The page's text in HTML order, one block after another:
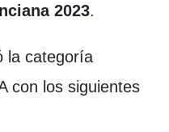
2023.
la categoría
con los siguientes